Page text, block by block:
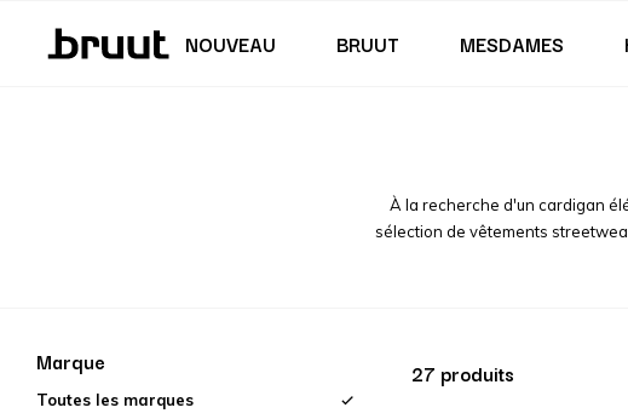
NOUVEAU BRUUT
Shorts
MESDAMES
Jupes & robes
Maillot de bain
Junior (122 - 170 CM)
À la recherche d'un cardigan
sélection de vêtements
Marque
Toutes les marques
27 produits